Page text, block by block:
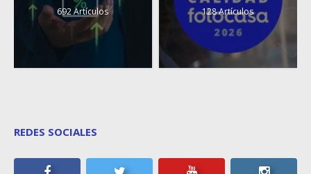
692 Artículos 128 Artículos
REDES SOCIALES